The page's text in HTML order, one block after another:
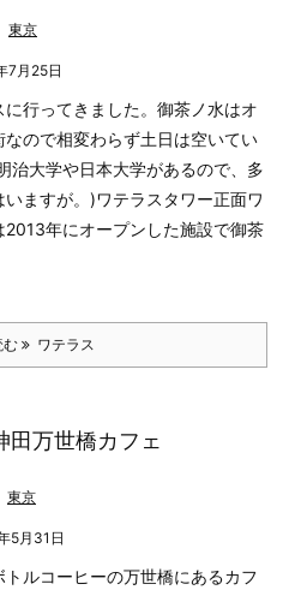
東京
7月25日
行ってきました。 御茶ノ水はオ
なので相変わらず土日は空いてい
治大学や日本大学があるので、多
いますが。)ワテラスタワー正面ワ
2013年にオープンした施設で御茶
む ワテラス
田万世橋カフェ
東京
5月31日
トルコーヒーの万世橋にあるカフ